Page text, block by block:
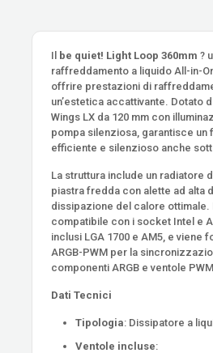
Il be quiet! Light Loop 360mm ?
raffreddamento a liquido All-in-
offrire prestazioni di
un’estetica accattivante. Dotato
Wings LX da 120 mm con
pompa silenziosa, garantisce un
efficiente e silenzioso anche
La struttura include un radiatore
piastra fredda con alette ad alta
dissipazione del calore ottimale.
compatibile con i socket Intel e
inclusi LGA 1700 e AM5, e viene
ARGB-PWM per la
componenti ARGB e ventole PWM.
Dati Tecnici
Tipologia: Dissipatore a
Ventole incluse: